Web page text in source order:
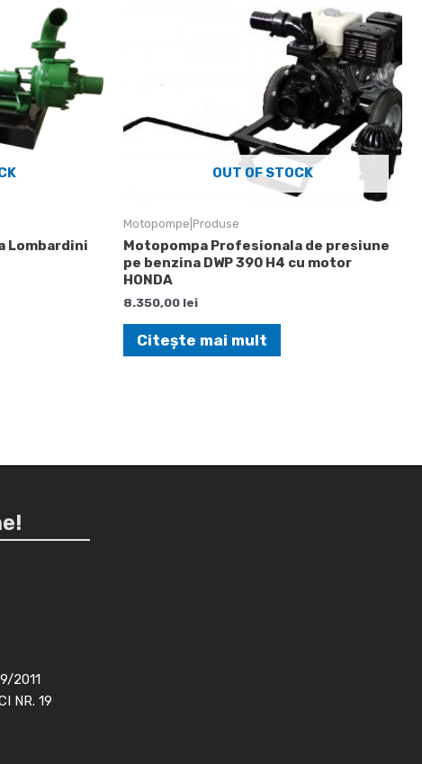
Lombardini
OUT OF STOCK
Motopompe|Produse
Motopompa Profesionala de presiune
pe benzina DWP 390 H4 cu motor
HONDA
8.350,00 lei
Citește mai mult
2011
NR. 19